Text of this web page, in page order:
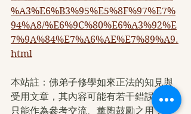
%A3%E6%B3%95%E5%8F%97%E7%
94%A8/%E6%9C%80%E6%A3%92%E
7%9A%84%E7%A6%AE%E7%89%A9.
html
本站註：佛弟子修學如來正法的知見與
受用文章，其內容可能有若干錯誤，故
只能作為參考交流、薰陶鼓勵之用，不